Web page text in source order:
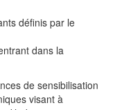
définis par le
dans la
de sensibilisation
visant à